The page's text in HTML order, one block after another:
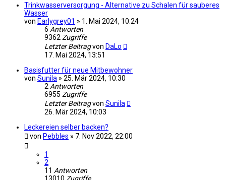
Trinkwasserversorgung - Alternative zu Schalen für sauberes
Wasser
von Earlygrey01 » 1. Mai 2024, 10:24
6 Antworten
9362 Zugriffe
Letzter Beitragvon DaLo
17. Mai 2024, 13:51
Basisfutter für neue Mitbewohner
von Sunila » 25. Mär 2024, 10:30
2 Antworten
6955 Zugriffe
Letzter Beitragvon Sunila
26. Mär 2024, 10:03
Leckereien selber backen?
von Pebbles » 7. Nov 2022, 22:00
1
2
11 Antworten